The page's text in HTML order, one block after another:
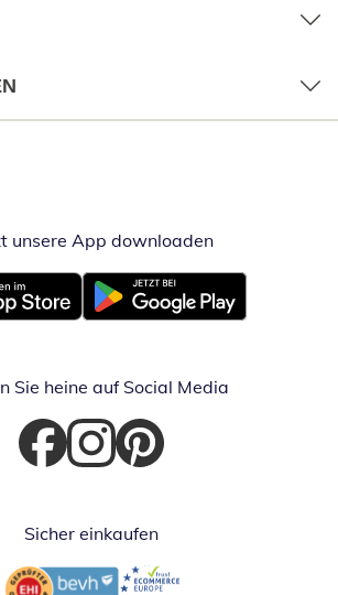
unsere App downloadenÖffnet in
neuem FensterÖffnet in neuem Fenster
Sie heine auf Social Media
Öffnet in neuem Fenster
Öffnet in neuem Fenster
Öffnet in neuem Fenster
Sicher einkaufen